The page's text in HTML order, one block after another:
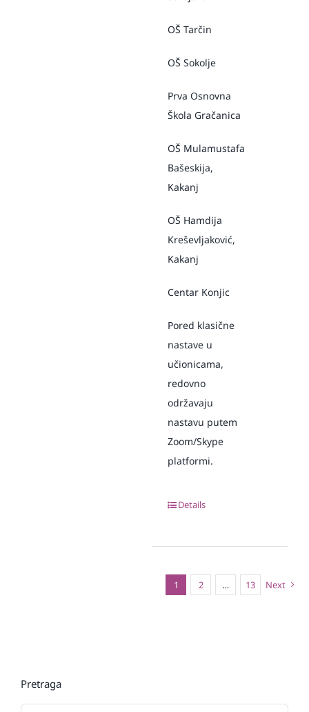
OŠ Tarčin
OŠ Sokolje
Prva Osnovna
Škola Gračanica
OŠ Mulamustafa
Bašeskija,
Kakanj
OŠ Hamdija
Kreševljaković,
Kakanj
Centar Konjic
Pored klasične
nastave u
učionicama,
redovno
održavaju
nastavu putem
Zoom/Skype
platformi.
Details
1 2 … 13 Next
Pretraga